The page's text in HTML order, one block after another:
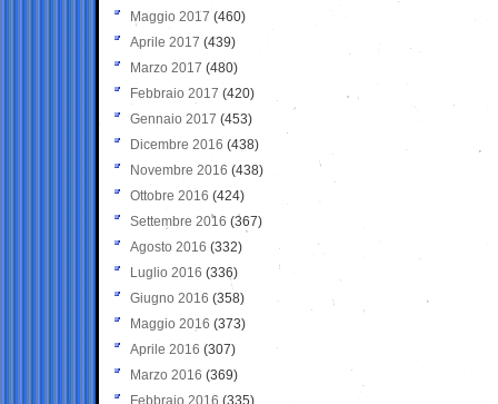
Maggio 2017 (460)
Aprile 2017 (439)
Marzo 2017 (480)
Febbraio 2017 (420)
Gennaio 2017 (453)
Dicembre 2016 (438)
Novembre 2016 (438)
Ottobre 2016 (424)
Settembre 2016 (367)
Agosto 2016 (332)
Luglio 2016 (336)
Giugno 2016 (358)
Maggio 2016 (373)
Aprile 2016 (307)
Marzo 2016 (369)
Febbraio 2016 (335)